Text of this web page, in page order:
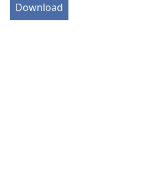
Download